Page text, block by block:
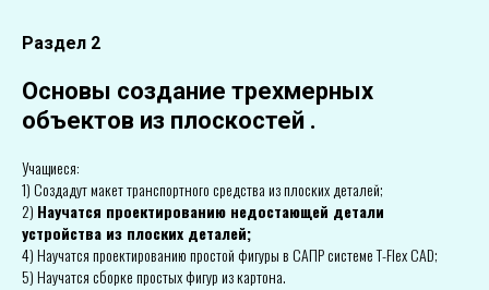
Раздел 2
Основы создание трехмерных
объектов из плоскостей .
Учащиеся:
1) Создадут макет транспортного средства из плоских деталей;
2) Научатся проектированию недостающей детали
устройства из плоских деталей;
4) Научатся проектированию простой фигуры в САПР системе T-Flex CAD;
5) Научатся сборке простых фигур из картона.